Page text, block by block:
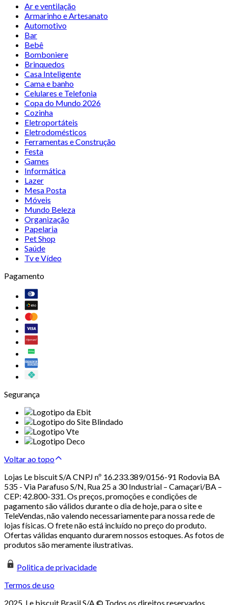
Ar e ventilação
Armarinho e Artesanato
Automotivo
Bar
Bebê
Bomboniere
Brinquedos
Casa Inteligente
Cama e banho
Celulares e Telefonia
Copa do Mundo 2026
Cozinha
Eletroportáteis
Eletrodomésticos
Ferramentas e Construção
Festa
Games
Informática
Lazer
Mesa Posta
Móveis
Mundo Beleza
Organização
Papelaria
Pet Shop
Saúde
Tv e Vídeo
Pagamento
Segurança
Voltar ao topo
Lojas Le biscuit S/A CNPJ nº 16.233.389/0156-91 Rodovia BA
535 - Via Parafuso S/N, Rua 25 a 30 Industrial – Camaçari/BA –
CEP: 42.800-331. Os preços, promoções e condições de
pagamento são válidos durante o dia de hoje, para o site e
TeleVendas, não valendo necessariamente para nossa rede de
lojas físicas. O frete não está incluído no preço do produto.
Ofertas válidas enquanto durarem nossos estoques. As fotos de
produtos são meramente ilustrativas.
Politica de privacidade
Termos de uso
2025. Le biscuit Brasil S/A © Todos os direitos reservados